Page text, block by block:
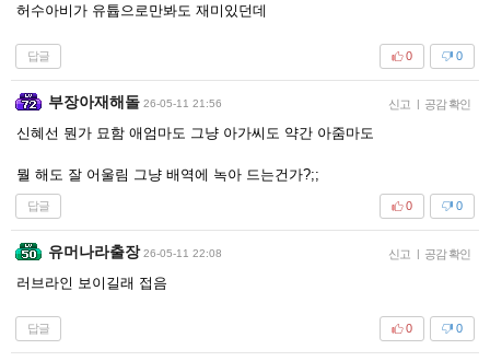
허수아비가 유튭으로만봐도 재미있던데
답글 0
0
부장아재해돌 26-05-11 21:56 신고 | 공감 확인
신혜선 뭔가 묘함 애엄마도 그냥 아가씨도 약간 아줌마도
뭘 해도 잘 어울림 그냥 배역에 녹아 드는건가?;;
답글 0
0
유머나라출장 26-05-11 22:08 신고 | 공감 확인
러브라인 보이길래 접음
답글 0
0